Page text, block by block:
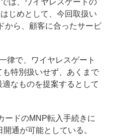
は、ワイヤレスゲートの
じめとして、今回取扱い
から、顧客に合ったサービ
律で、ワイヤレスゲート
特別扱いせず、あくまで
なものを提案するとして
ドのMNP転入手続きに
通が可能としている。